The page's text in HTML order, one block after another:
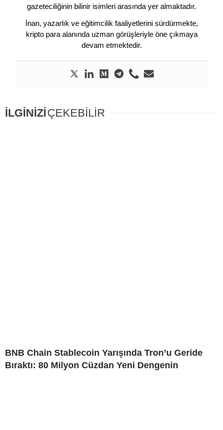
gazeteciliğinin bilinir isimleri arasında yer almaktadır.
İnan, yazarlık ve eğitimcilik faaliyetlerini sürdürmekte,
kripto para alanında uzman görüşleriyle öne çıkmaya
devam etmektedir.
İLGİNİZİÇEKEBİLİR
BNB Chain Stablecoin Yarışında Tron’u Geride
Bıraktı: 80 Milyon Cüzdan Yeni Dengenin